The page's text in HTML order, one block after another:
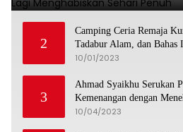
2
Camping Ceria Remaja
Tadabur Alam, dan Bahas
10/01/2023
3
Ahmad Syaikhu Serukan
Kemenangan dengan
Soedirman
10/04/2023